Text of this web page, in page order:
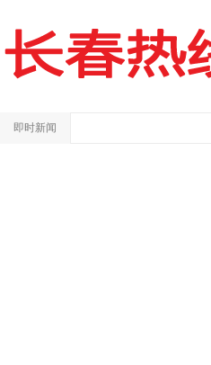
即时新闻